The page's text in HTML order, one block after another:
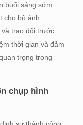
buổi sáng sớm
cho bộ ảnh.
trao đổi trước
thời gian và đảm
trọng trong
chụp hình